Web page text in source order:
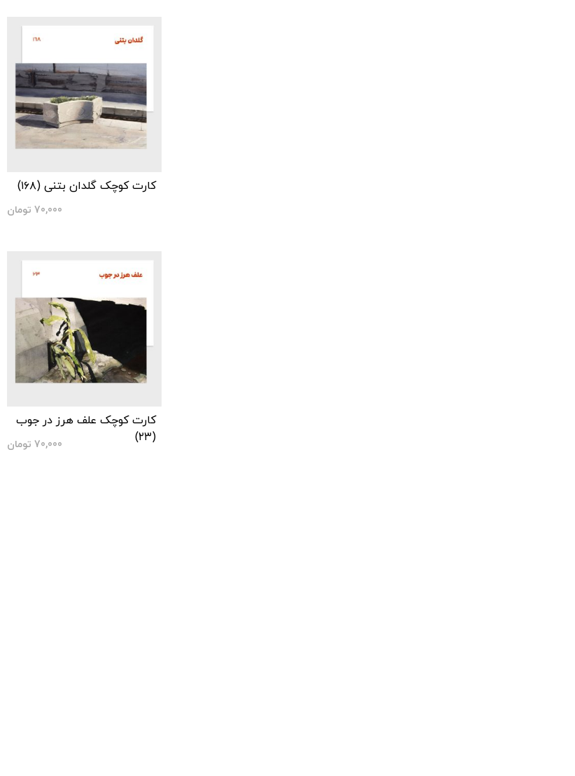
کارت کوچک گلدان بتنی (۱۶۸)
70,000 تومان
کارت کوچک علف هرز در جوب
(۲۳)
70,000 تومان